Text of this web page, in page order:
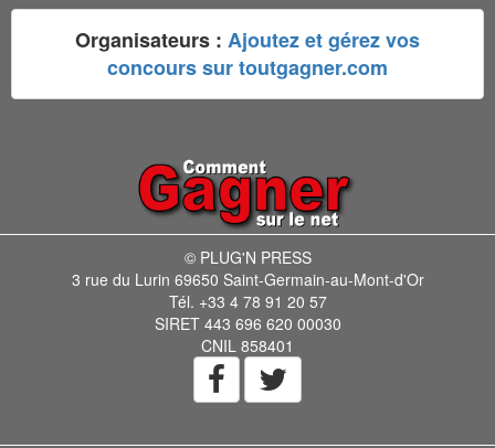
Organisateurs : Ajoutez et gérez vos
concours sur toutgagner.com
© PLUG'N PRESS
3 rue du Lurin 69650 Saint-Germain-au-Mont-d'Or
Tél. +33 4 78 91 20 57
SIRET 443 696 620 00030
CNIL 858401